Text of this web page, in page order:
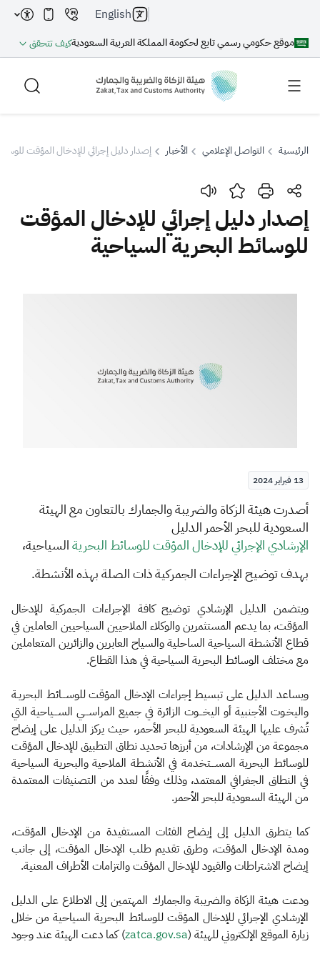
موقع حكومي رسمي تابع لحكومة المملكة العربية السعوديةكيف تتحقق
English
بحث
بحث بحث AI
اقتراحات
الرئيسية التواصل الإعلامي الأخبار إصدار دليل إجرائي للإدخال المؤقت
إصدار دليل إجرائي للإدخال المؤقت
للوسائط البحرية السياحية
13 فبراير 2024
​​​​أصدرت هيئة الزكاة والضريبة والجمارك بالتعاون مع الهيئة
السعودية للبحر الأحمر الدليل
الإرشادي الإجرائي للإدخال المؤقت للوسائط البحرية​السياحية،
بهدف توضيح الإجراءات الجمركية ذات الصلة بهذه الأنشطة.
ويتضمن الدليل الإرشادي توضيح كافة الإجراءات الجمركية للإدخال
المؤقت، بما يدعم المستثمرين والوكلاء الملاحيين السياحيين العاملين في
قطاع الأنشطة السياحية الساحلية والسياح العابرين والزائرين المتعاملين
مع مختلف الوسائط البحرية السياحية في هذا القطاع.
ويساعد الدليل على تبسيط إجراءات الإدخال المؤقت للوســـائط البحريـة
واليخـوت الأجنبية أو اليخـــوت الزائرة في جميع المراســـي الســـياحية التي
تُشرف عليها الهيئة السعودية للبحر الأحمر، حيث يركز الدليل على إيضاح
مجموعة من الإرشادات، من أبرزها تحديد نطاق التطبيق للإدخال المؤقت
للوسائط البحرية المســـتخدمة في الأنشطة الملاحية والبحرية السياحية
في النطاق الجغرافي المعتمد، وذلك وفقًا لعدد من التصنيفات المعتمدة
من الهيئة السعودية للبحر الأحمر.
كما يتطرق الدليل إلى إيضاح الفئات المستفيدة من الإدخال المؤقت،
ومدة الإدخال المؤقت، وطرق تقديم طلب الإدخال المؤقت، إلى جانب
إيضاح الاشتراطات والقيود للإدخال المؤقت والتزامات الأطراف المعنية.
ودعت هيئة الزكاة والضريبة والجمارك المهتمين إلى الاطلاع على الدليل
الإرشادي الإجرائي للإدخال المؤقت للوسائط البحرية السياحية من خلال
زيارة الموقع الإلكتروني للهيئة (zatca.gov.sa) كما دعت الهيئة عند وجود